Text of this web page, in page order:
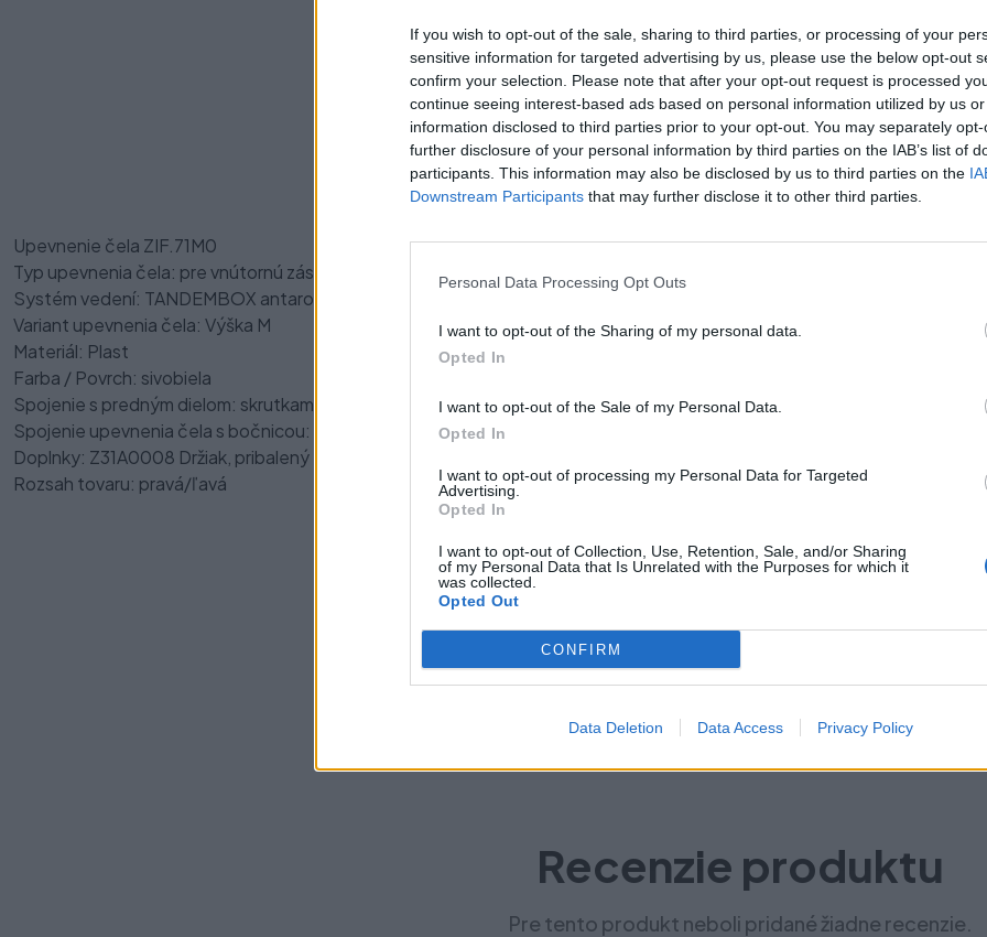
If you wish to opt-out of the sale, sharing to third parties, or processing of your
sensitive information for targeted advertising by us, please use the below opt-out
confirm your selection. Please note that after your opt-out request is processed
continue seeing interest-based ads based on personal information utilized by us
information disclosed to third parties prior to your opt-out. You may separately
further disclosure of your personal information by third parties on the IAB’s list of
participants. This information may also be disclosed by us to third parties on the
Downstream Participants that may further disclose it to other third parties.
Personal Data Processing Opt Outs
I want to opt-out of the Sharing of my personal data.
Opted In
I want to opt-out of the Sale of my Personal Data.
Opted In
I want to opt-out of processing my Personal Data for Targeted
Advertising.
Opted In
I want to opt-out of Collection, Use, Retention, Sale, and/or Sharing
of my Personal Data that Is Unrelated with the Purposes for which it
was collected.
Opted Out
CONFIRM
Data Deletion Data Access Privacy Policy
Prečo si vybrať tento
Upevnenie čela ZIF.71M0
Typ upevnenia čela: pre vnútornú zásuvku
Systém vedení: TANDEMBOX antaro
Variant upevnenia čela: Výška M
Materiál: Plast
Farba / Povrch: sivobiela
Spojenie s predným dielom: skrutkami
Spojenie upevnenia čela s bočnicou:
Doplnky: Z31A0008 Držiak, pribalený
Rozsah tovaru: pravá/ľavá
Recenzie produktu
Pre tento produkt neboli pridané žiadne recenzie.